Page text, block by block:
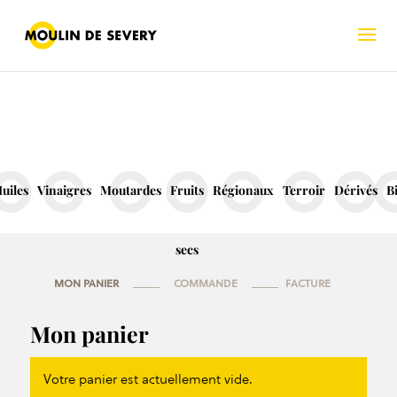
Vinaigres Moutardes Fruits
secs
Régionaux Terroir Dérivés
MON PANIER COMMANDE FACTURE
Mon panier
Votre panier est actuellement vide.